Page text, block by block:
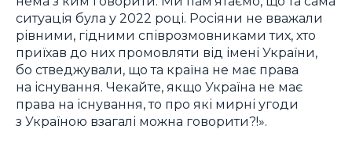
ситуація була у 2022 році. Росіяни не вважали
рівними, гідними співрозмовниками тих, хто
приїхав до них промовляти від імені України,
бо стведжували, що та країна не має права
на існування. Чекайте, якщо Україна не має
права на існування, то про які мирні угоди
з Україною взагалі можна говорити?!».